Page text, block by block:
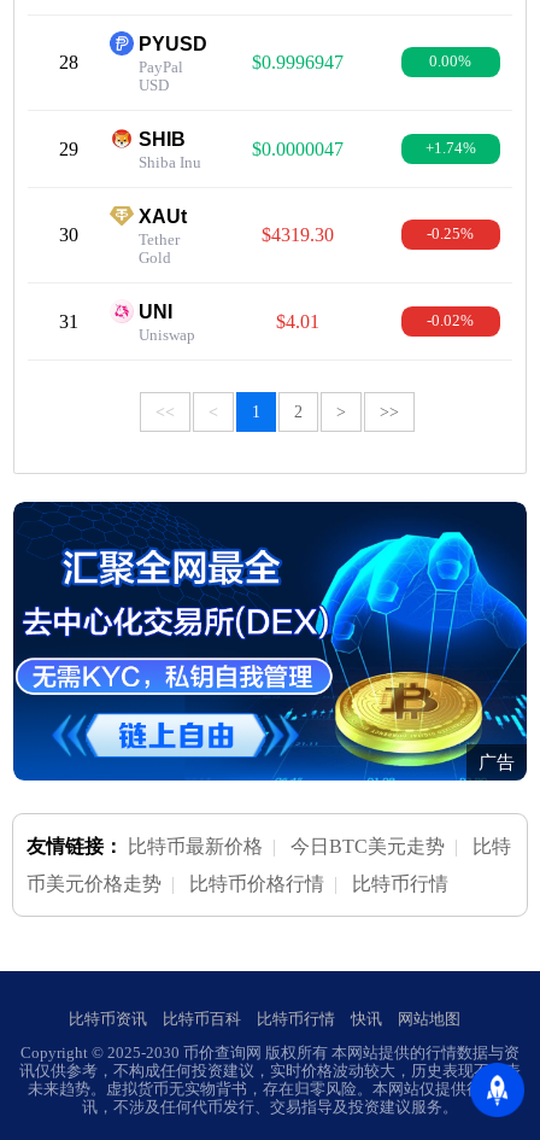
28
PYUSD
PayPal
USD
$0.9996947 0.00%
29 SHIB
Shiba Inu
$0.0000047 +1.74%
30
XAUt
Tether
Gold
$4319.30 -0.25%
31 UNI
Uniswap
$4.01 -0.02%
<< < 1 2 > >>
广告
友情链接： 比特币最新价格 |今日BTC美元走势 | 比特
币美元价格走势 | 比特币价格行情 | 比特币行情
比特币资讯 比特币百科 比特币行情 快讯 网站地图
Copyright © 2025-2030 币价查询网 版权所有 本网站提供的行情数据与资
讯仅供参考，不构成任何投资建议，实时价格波动较大，历史表现不代表
未来趋势。虚拟货币无实物背书，存在归零风险。本网站仅提供行业资
讯，不涉及任何代币发行、交易指导及投资建议服务。